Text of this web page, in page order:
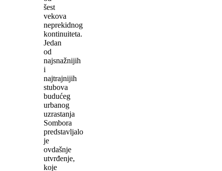
šest
vekova
neprekidnog
kontinuiteta.
Jedan
od
najsnažnijih
i
najtrajnijih
stubova
budućeg
urbanog
uzrastanja
Sombora
predstavljalo
je
ovdašnje
utvrđenje,
koje